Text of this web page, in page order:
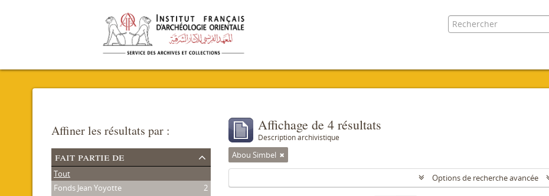
Affiner les résultats par :
fait partie de
Tout
Fonds Jean Yoyotte
2
Affichage de 4 résultats
Description archivistique
Abou Simbel
Options de recherche avancée